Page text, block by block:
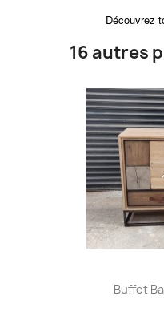
Découvrez
16 autres

Buffet